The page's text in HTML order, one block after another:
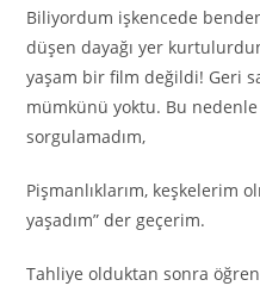
Biliyordum işkencede
düşen dayağı yer
yaşam bir film değildi! Geri
mümkünü yoktu. Bu nedenle
sorgulamadım,
Pişmanlıklarım, keşkelerim
yaşadım” der geçerim.
Tahliye olduktan sonra